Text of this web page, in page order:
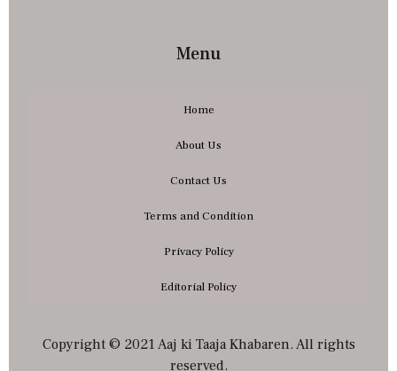
Menu
Home
About Us
Contact Us
Terms and Condition
Privacy Policy
Editorial Policy
Copyright © 2021 Aaj ki Taaja Khabaren. All rights
reserved.